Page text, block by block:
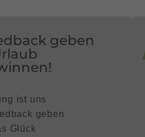
geben
ist uns
geben
Glück